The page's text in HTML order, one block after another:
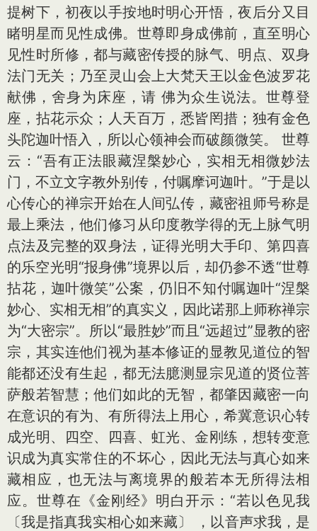
提树下，初夜以手按地时明心开悟，夜后分又目
睹明星而见性成佛。世尊即身成佛前，直至明心
见性时所修，都与藏密传授的脉气、明点、双身
法门无关；乃至灵山会上大梵天王以金色波罗花
献佛，舍身为床座，请 佛为众生说法。世尊登
座，拈花示众；人天百万，悉皆罔措；独有金色
头陀迦叶悟入，所以心领神会而破颜微笑。 世尊
云：“吾有正法眼藏涅槃妙心，实相无相微妙法
门，不立文字教外别传，付嘱摩诃迦叶。”于是以
心传心的禅宗开始在人间弘传，藏密祖师号称是
最上乘法，他们修习从印度教学得的无上脉气明
点法及完整的双身法，证得光明大手印、第四喜
的乐空光明“报身佛”境界以后，却仍参不透“世尊
拈花，迦叶微笑”公案，仍旧不知付嘱迦叶“涅槃
妙心、实相无相”的真实义，因此诺那上师称禅宗
为“大密宗”。所以“最胜妙”而且“远超过”显教的密
宗，其实连他们视为基本修证的显教见道位的智
能都还没有生起，都无法臆测显宗见道的贤位菩
萨般若智慧；他们如此的无智，都肇因藏密一向
在意识的有为、有所得法上用心，希冀意识心转
成光明、四空、四喜、虹光、金刚练，想转变意
识成为真实常住的不坏心，因此无法与真心如来
藏相应，也无法与离境界的般若本无所得法相
应。世尊在《金刚经》明白开示：“若以色见我
〔我是指真我实相心如来藏〕 ，以音声求我，是